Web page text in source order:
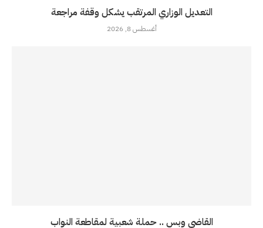
التعديل الوزاري المرتقب يشكل وقفة مراجعة
أغسطس 8, 2026
القاضي وبس .. حملة شعبية لمقاطعة النواب